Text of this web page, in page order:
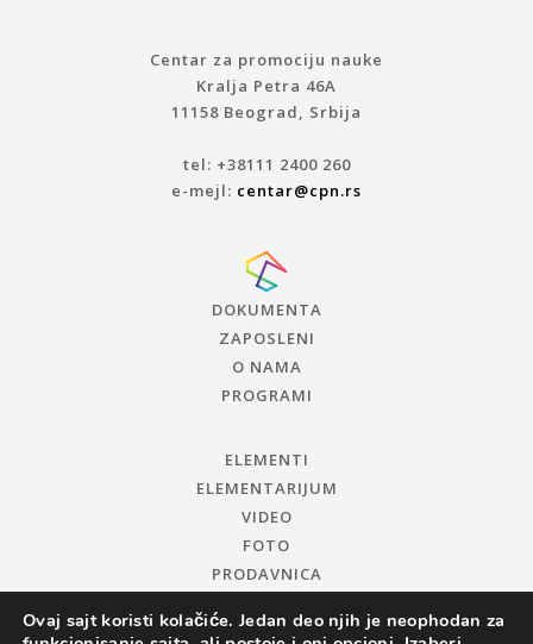
Centar za promociju nauke
Kralja Petra 46A
11158 Beograd, Srbija
tel: +38111 2400 260
e-mejl: centar@cpn.rs
DOKUMENTA
ZAPOSLENI
O NAMA
PROGRAMI
ELEMENTI
ELEMENTARIJUM
VIDEO
FOTO
PRODAVNICA
Ovaj sajt koristi kolačiće. Jedan deo njih je neophodan za